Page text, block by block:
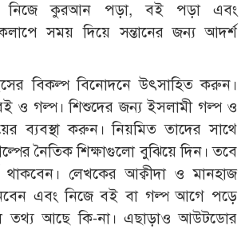
নিজে কুরআন পড়া, বই পড়া এবং
সময় দিয়ে সন্তানের জন্য আদর্শ
বিকল্প বিনোদনে উৎসাহিত করুন।
ও গল্প। শিশুদের জন্য ইসলামী গল্প ও
ব্যবস্থা করুন। নিয়মিত তাদের সাথে
নৈতিক শিক্ষাগুলো বুঝিয়ে দিন। তবে
থাকবেন। লেখকের আক্বীদা ও মানহাজ
এবং নিজে বই বা গল্প আগে পড়ে
তথ্য আছে কি-না। এছাড়াও আউটডোর